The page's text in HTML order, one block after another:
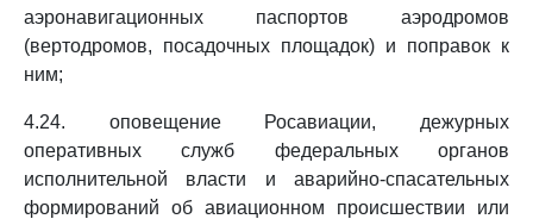
аэронавигационных паспортов аэродромов
(вертодромов, посадочных площадок) и поправок к
ним;
4.24. оповещение Росавиации, дежурных
оперативных служб федеральных органов
исполнительной власти и аварийно-спасательных
формирований об авиационном происшествии или